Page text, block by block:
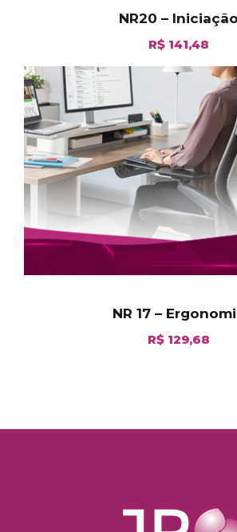
NR20 – Iniciação
R$ 141,48
NR 17 –
R$ 129,68